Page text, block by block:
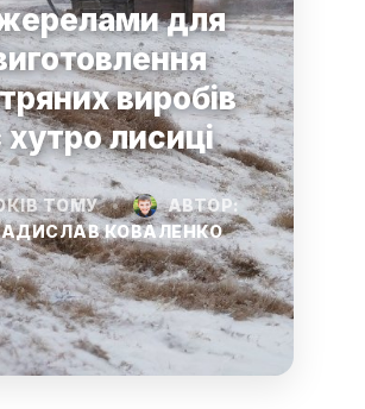
для
виробів
хутро лисиці
ТОМУ •
АВТОР:
КОВАЛЕНКО